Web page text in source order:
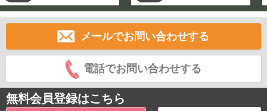
メールでお問い合わせする
電話でお問い合わせする
無料会員登録はこちら